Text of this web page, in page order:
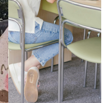
de la guerre, des
de